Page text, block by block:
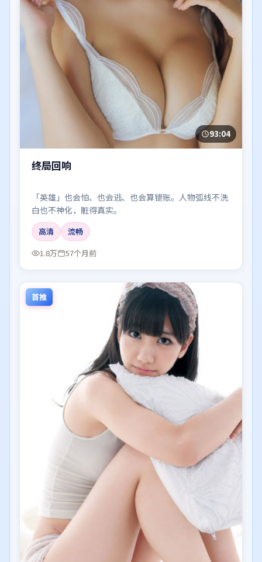
93:04
终局回响
「英雄」也会怕、也会逃、也会算错账。人物弧线不洗
白也不神化，脏得真实。
高清
流畅
1.8万
57个月前
首推